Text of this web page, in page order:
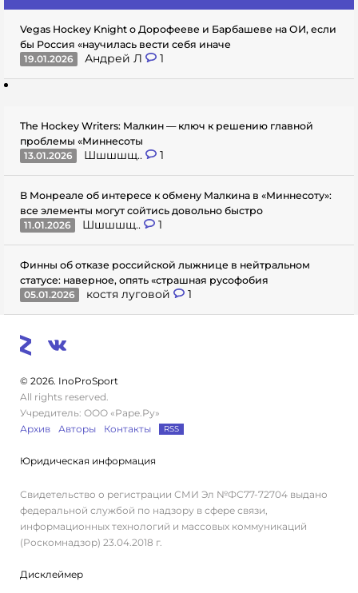
Vegas Hockey Knight о Дорофееве и Барбашеве на ОИ, если
бы Россия «научилась вести себя иначе
19.01.2026
Андрей Л 1
The Hockey Writers: Малкин — ключ к решению главной
проблемы «Миннесоты
13.01.2026
Шшшшщ.. 1
В Монреале об интересе к обмену Малкина в «Миннесоту»:
все элементы могут сойтись довольно быстро
11.01.2026
Шшшшщ.. 1
Финны об отказе российской лыжнице в нейтральном
статусе: наверное, опять «страшная русофобия
05.01.2026
костя луговой 1
© 2026. InoProSport
All rights reserved.
Учредитель: ООО «Раре.Ру»
Архив
Авторы Контакты RSS
Юридическая информация
Свидетельство о регистрации СМИ Эл №ФС77-72704 выдано
федеральной службой по надзору в сфере связи,
информационных технологий и массовых коммуникаций
(Роскомнадзор) 23.04.2018 г.
Дисклеймер